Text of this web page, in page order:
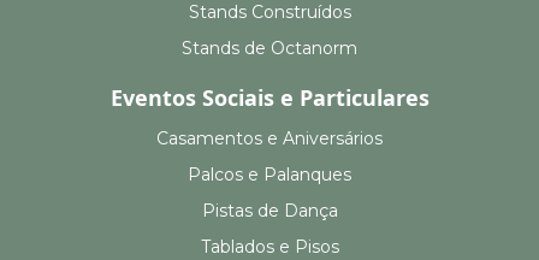
Stands Construídos
Stands de Octanorm
Eventos Sociais e Particulares
Casamentos e Aniversários
Palcos e Palanques
Pistas de Dança
Tablados e Pisos